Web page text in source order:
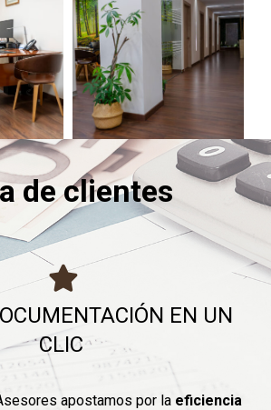
de clientes
EN UN
CLIC
apostamos por la eficiencia